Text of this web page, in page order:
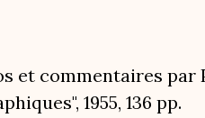
et commentaires par
1955, 136 pp.